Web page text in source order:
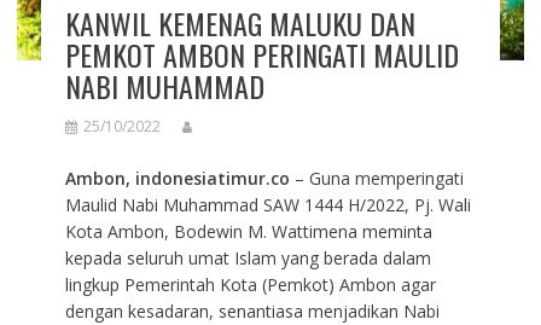
KANWIL KEMENAG MALUKU DAN
PEMKOT AMBON PERINGATI MAULID
NABI MUHAMMAD
25/10/2022
Ambon, indonesiatimur.co – Guna memperingati
Maulid Nabi Muhammad SAW 1444 H/2022, Pj. Wali
Kota Ambon, Bodewin M. Wattimena meminta
kepada seluruh umat Islam yang berada dalam
lingkup Pemerintah Kota (Pemkot) Ambon agar
dengan kesadaran, senantiasa menjadikan Nabi